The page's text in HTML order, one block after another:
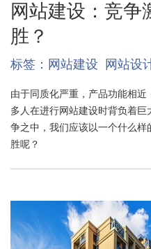
网站建设：竞争
胜？
标签： 网站建设 网站设
由于同质化严重，产品功能相
多人在进行网站建设时背负着
争之中，我们应该以一个什么样
胜呢？